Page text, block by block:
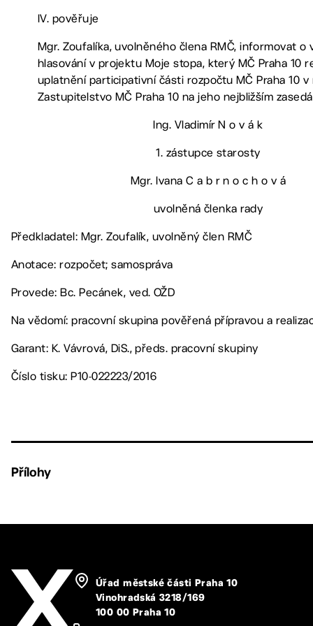
IV. pověřuje
Mgr. Zoufalíka, uvolněného člena RMČ, informovat o
hlasování v projektu Moje stopa, který MČ Praha 10
uplatnění participativní části rozpočtu MČ Praha 10 v
Zastupitelstvo MČ Praha 10 na jeho nejbližším
Ing. Vladimír N o v á k
1. zástupce starosty
Mgr. Ivana C a b r n o c h o v á
uvolněná členka rady
Předkladatel: Mgr. Zoufalík, uvolněný člen RMČ
Anotace: rozpočet; samospráva
Provede: Bc. Pecánek, ved. OŽD
Na vědomí: pracovní skupina pověřená přípravou a
Garant: K. Vávrová, DiS., předs. pracovní skupiny
Číslo tisku: P10-022223/2016
Přílohy
Úřad městské části Praha 10
Vinohradská 3218/169
100 00 Praha 10